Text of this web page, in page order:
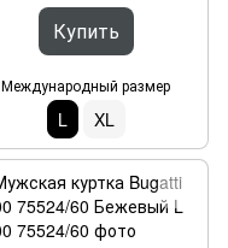
Купить
Международный размер
L XL